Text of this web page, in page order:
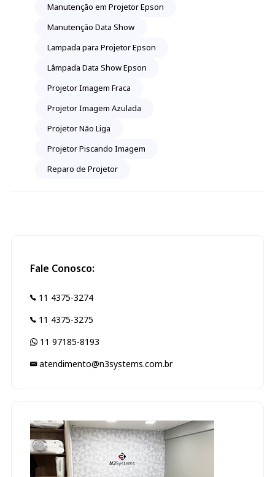
Manutenção em Projetor Epson
Manutenção Data Show
Lampada para Projetor Epson
Lâmpada Data Show Epson
Projetor Imagem Fraca
Projetor Imagem Azulada
Projetor Não Liga
Projetor Piscando Imagem
Reparo de Projetor
Fale Conosco:
11 4375-3274
11 4375-3275
11 97185-8193
atendimento@n3systems.com.br